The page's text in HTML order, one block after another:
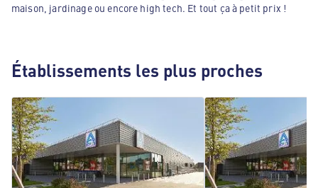
maison, jardinage ou encore high tech. Et tout ça à petit prix !
Établissements les plus proches